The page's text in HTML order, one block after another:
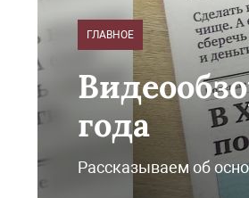
ГЛАВНОЕ
года
Рассказываем об